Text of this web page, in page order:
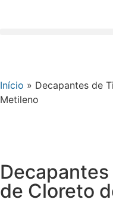
Início » Decapantes de
Metileno
de Cloreto